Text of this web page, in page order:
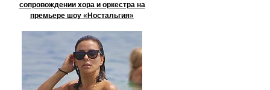
сопровождении хора и оркестра на
премьере шоу «Ностальгия»